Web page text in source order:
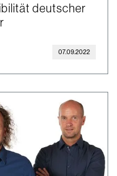
deutscher
07.09.2022